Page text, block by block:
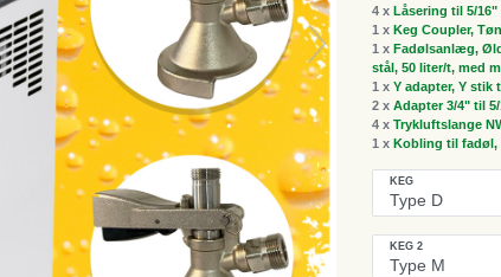
4 x Låsering til 5/
1 x Keg Coupler,
1 x Fadølsanlæg,
stål, 50 liter/t, med
1 x Y adapter, Y stik
2 x Adapter 3/4" til
4 x Trykluftslange
1 x Kobling til fadøl,
KEG
KEG 2